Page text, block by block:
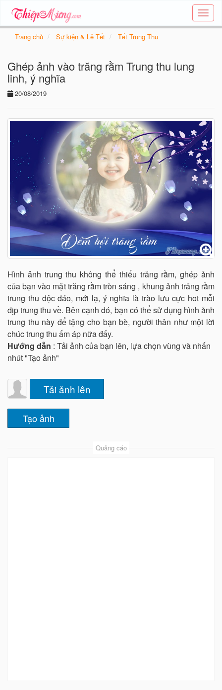
Tạo
thiệp
Trang chủ Sự kiện & Lễ Tết Tết Trung Thu
Ghép ảnh vào trăng rằm Trung thu lung
linh, ý nghĩa
20/08/2019
Hình ảnh trung thu không thể thiếu trăng rằm, ghép ảnh
của bạn vào mặt trăng rằm tròn sáng , khung ảnh trăng rằm
trung thu độc đáo, mới lạ, ý nghĩa là trào lưu cực hot mỗi
dịp trung thu về. Bên cạnh đó, bạn có thể sử dụng hình ảnh
trung thu này để tặng cho bạn bè, người thân như một lời
chúc trung thu ấm áp nữa đấy.
Hướng dẫn : Tải ảnh của bạn lên, lựa chọn vùng và nhấn
nhút "Tạo ảnh"
Tải ảnh lên
Quảng cáo